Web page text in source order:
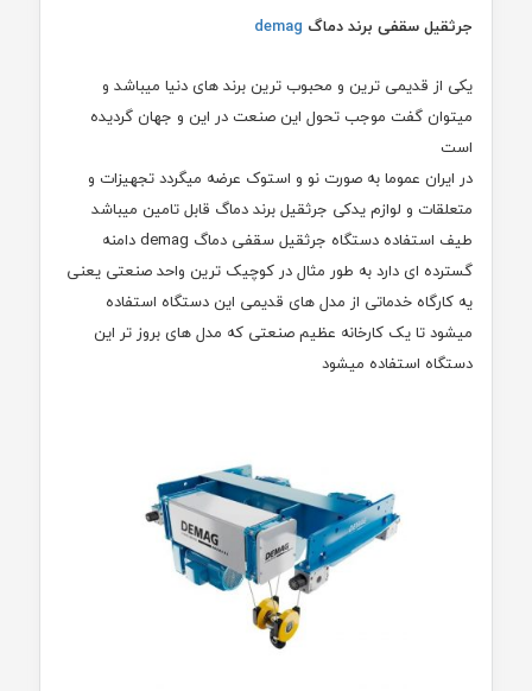
جرثقیل سقفی برند دماگ demag
یکی از قدیمی ترین و محبوب ترین برند های دنیا میباشد و
میتوان گفت موجب تحول این صنعت در این و جهان گردیده
است
در ایران عموما به صورت نو و استوک عرضه میگردد تجهیزات و
متعلقات و لوازم یدکی جرثقیل برند دماگ قابل تامین میباشد
طیف استفاده دستگاه جرثقیل سقفی دماگ demag دامنه
گسترده ای دارد به طور مثال در کوچیک ترین واحد صنعتی یعنی
یه کارگاه خدماتی از مدل های قدیمی این دستگاه استفاده
میشود تا یک کارخانه عظیم صنعتی که مدل های بروز تر این
دستگاه استفاده میشود